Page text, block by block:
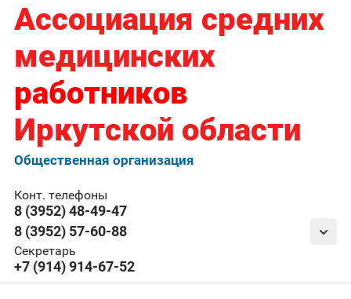
Ассоциация средних
медицинских
работников
Иркутской области
Общественная организация
Конт. телефоны
8 (3952) 48-49-47
8 (3952) 57-60-88
Секретарь
+7 (914) 914-67-52